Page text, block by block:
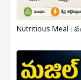
Nutritious Meal :